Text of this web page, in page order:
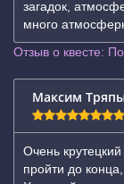
загадок,
много
Отзыв о квесте:
Максим
Очень
пройти до